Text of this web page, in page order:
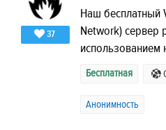
37
Наш бесплатный
Network) сервер
использованием
Бесплатная
Анонимность